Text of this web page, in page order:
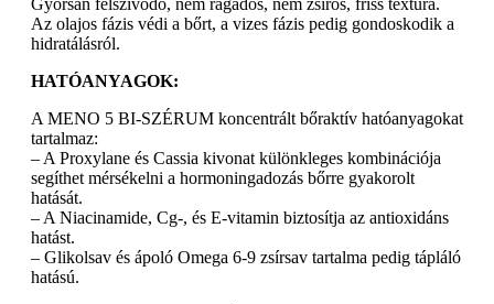
Gyorsan felszívódó, nem ragadós, nem zsíros, friss textúra.
Az olajos fázis védi a bőrt, a vizes fázis pedig gondoskodik a
hidratálásról.
HATÓANYAGOK:
A MENO 5 BI-SZÉRUM koncentrált bőraktív hatóanyagokat
tartalmaz:
– A Proxylane és Cassia kivonat különkleges kombinációja
segíthet mérsékelni a hormoningadozás bőrre gyakorolt
hatását.
– A Niacinamide, Cg-, és E-vitamin biztosítja az antioxidáns
hatást.
– Glikolsav és ápoló Omega 6-9 zsírsav tartalma pedig tápláló
hatású.